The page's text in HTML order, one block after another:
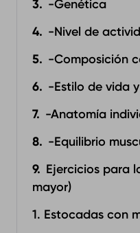
-Genética
-Nivel de
-Composición
-Estilo de vida
-Anatomía
-Equilibrio
Ejercicios para
mayor)
1. Estocadas con